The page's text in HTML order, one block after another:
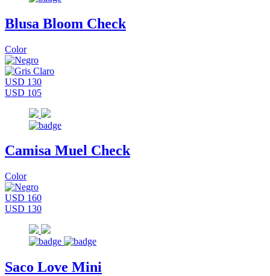
Blusa Bloom Check
Color
USD 130
USD 105
Camisa Muel Check
Color
USD 160
USD 130
Saco Love Mini